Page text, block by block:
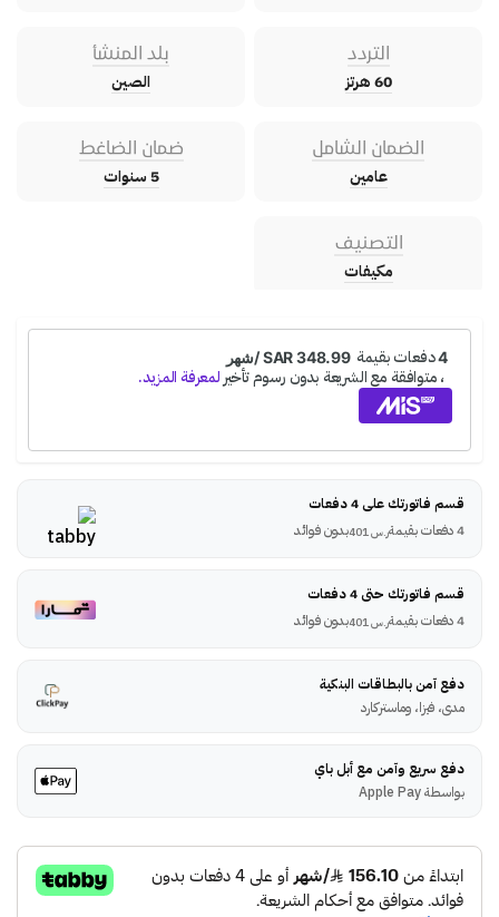
التردد
60 هرتز
بلد المنشأ
الصين
الضمان الشامل
عامين
ضمان الضاغط
5 سنوات
التصنيف
مكيفات
قسم فاتورتك على 4 دفعات
4 دفعات بقيمة
ر.س بدون فوائد
قسم فاتورتك حتى 4 دفعات
4 دفعات بقيمة
ر.س بدون فوائد
دفع آمن بالبطاقات البنكية
مدى، فيزا، وماستركارد
دفع سريع وآمن مع أبل باي
بواسطة Apple Pay